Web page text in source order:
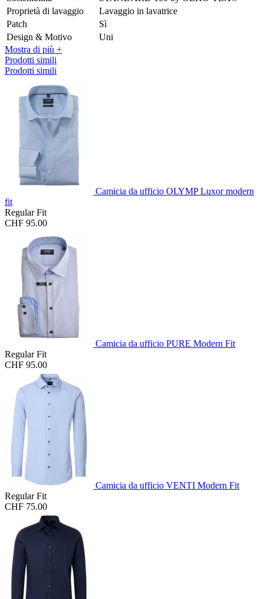
Proprietà di lavaggio
Lavaggio in lavatrice
Patch
Sì
Design & Motivo
Uni
Mostra di più +
Prodotti simili
Prodotti simili
Camicia da ufficio OLYMP Luxor modern
fit
Regular Fit
CHF 95.00
Camicia da ufficio PURE Modern Fit
Regular Fit
CHF 95.00
Camicia da ufficio VENTI Modern Fit
Regular Fit
CHF 75.00